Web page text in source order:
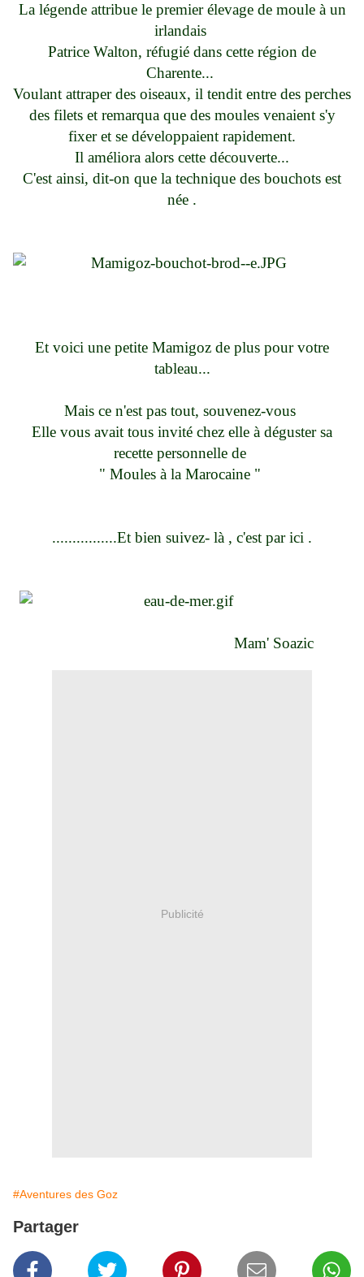
La légende attribue le premier élevage de moule à un
irlandais
Patrice Walton, réfugié dans cette région de
Charente...
Voulant attraper des oiseaux, il tendit entre des perches
des filets et remarqua que des moules venaient s'y
fixer et se développaient rapidement.
Il améliora alors cette découverte...
C'est ainsi, dit-on que la technique des bouchots est
née .
Et voici une petite Mamigoz de plus pour votre
tableau...
Mais ce n'est pas tout, souvenez-vous
Elle vous avait tous invité chez elle à déguster sa
recette personnelle de
" Moules à la Marocaine "
................Et bien suivez- là , c'est par ici .
Mam' Soazic
Publicité
#Aventures des Goz
Partager